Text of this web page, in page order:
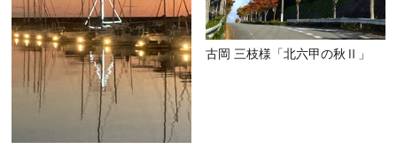
古岡 三枝様「北六甲の秋Ⅱ」